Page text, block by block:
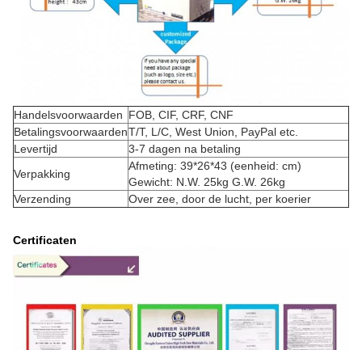
Handelsvoorwaarden FOB, CIF, CRF, CNF
BetalingsvoorwaardenT/T, L/C, West Union, PayPal etc.
Levertijd
3-7 dagen na betaling
Verpakking
Afmeting: 39*26*43 (eenheid: cm)
Gewicht: N.W. 25kg G.W. 26kg
Verzending
Over zee, door de lucht, per koerier
Certificaten